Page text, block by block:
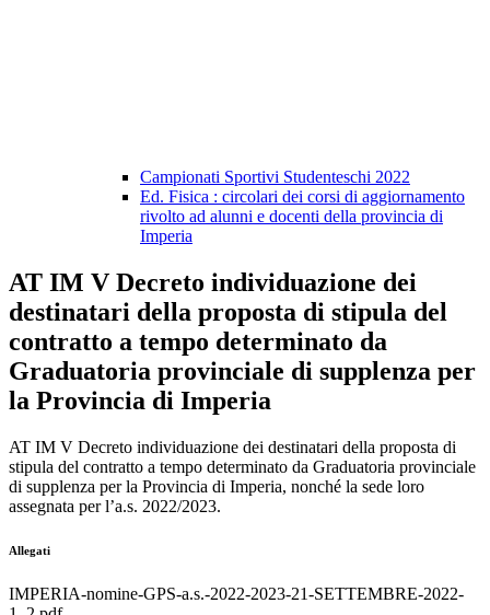
Campionati Sportivi Studenteschi 2022
Ed. Fisica : circolari dei corsi di aggiornamento
rivolto ad alunni e docenti della provincia di
Imperia
AT IM V Decreto individuazione dei
destinatari della proposta di stipula del
contratto a tempo determinato da
Graduatoria provinciale di supplenza per
la Provincia di Imperia
AT IM V Decreto individuazione dei destinatari della proposta di
stipula del contratto a tempo determinato da Graduatoria provinciale
di supplenza per la Provincia di Imperia, nonché la sede loro
assegnata per l’a.s. 2022/2023.
Allegati
IMPERIA-nomine-GPS-a.s.-2022-2023-21-SETTEMBRE-2022-